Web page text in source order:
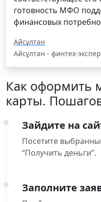
готовность МФО
финансовых
Айсұлтан
Айсұлтан - финтех-
Как оформить
карты.
Зайдите на
Посетите
“Получить деньги”.
Заполните